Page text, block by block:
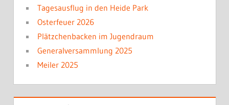
Tagesausflug in den Heide Park
Osterfeuer 2026
Plätzchenbacken im Jugendraum
Generalversammlung 2025
Meiler 2025